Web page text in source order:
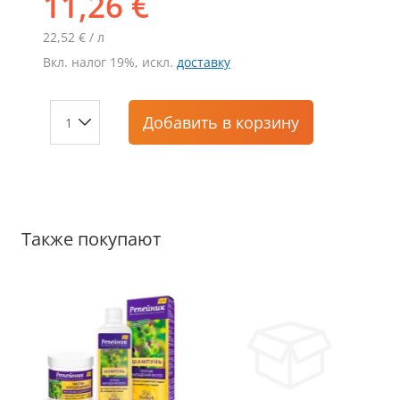
22,52 € / л
Вкл. налог 19%, искл. доставку
Добавить в корзину
Также покупают